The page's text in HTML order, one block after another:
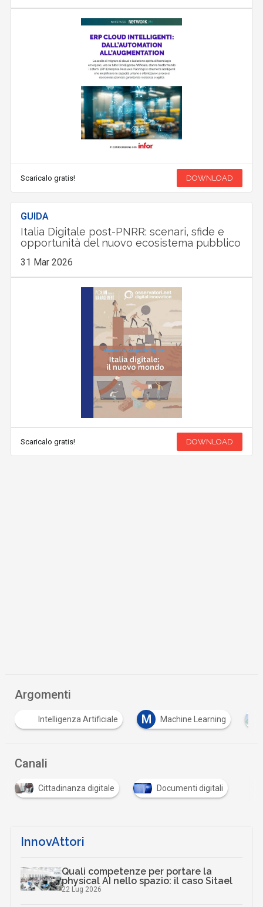
Scaricalo gratis! DOWNLOAD
GUIDA
Italia Digitale post-PNRR: scenari, sfide e
opportunità del nuovo ecosistema pubblico
31 Mar 2026
Scaricalo gratis! DOWNLOAD
Argomenti
Intelligenza Artificiale M Machine Learning
Canali
Cittadinanza digitale Documenti digitali
InnovAttori
Quali competenze per portare la
physical AI nello spazio: il caso Sitael
22 Lug 2026